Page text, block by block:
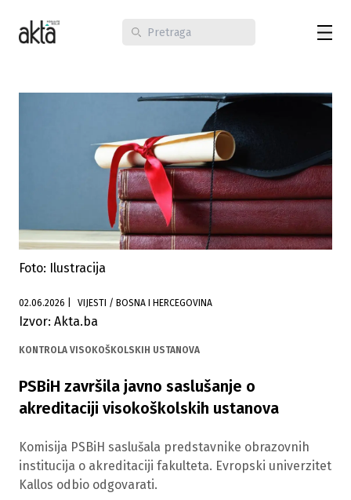
Foto: Ilustracija
02.06.2026 VIJESTI / BOSNA I HERCEGOVINA
Izvor: Akta.ba
KONTROLA VISOKOŠKOLSKIH USTANOVA
PSBiH završila javno saslušanje o
akreditaciji visokoškolskih ustanova
Komisija PSBiH saslušala predstavnike obrazovnih
institucija o akreditaciji fakulteta. Evropski univerzitet
Kallos odbio odgovarati.